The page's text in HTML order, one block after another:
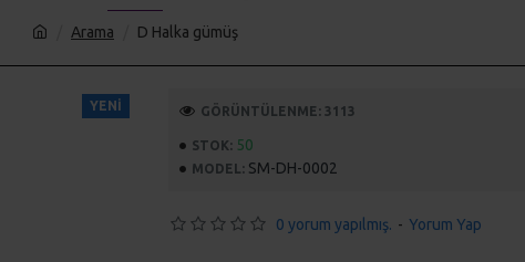
Arama D Halka gümüş
YENI
STOK: 50
MODEL: SM-DH-0002
GÖRÜNTÜLENME: 3113
0 yorum yapılmış. - Yorum Yap